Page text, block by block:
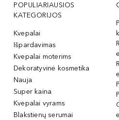
POPULIARIAUSIOS
KATEGORIJOS
Kvepalai
Išpardavimas
Kvepalai moterims
Dekoratyvinė kosmetika
Nauja
Super kaina
Kvepalai vyrams
Blakstienų serumai